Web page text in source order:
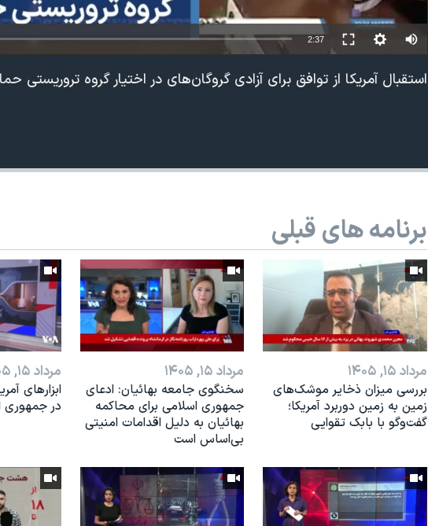
2:37
استقبال آمریکا از توافق برای آزادی گروگان‌های در اختیار گروه تروریستی
برنامه های قبلی
مرداد ۱۵, ۱۴۰۵
بررسی میزان ذخایر موشک‌های
زمین به زمین دوربرد آمریکا؛
گفت‌وگو با بابک تقوایی
مرداد ۱۵, ۱۴۰۵
سخنگوی جامعه بهائیان: ادعای
جمهوری اسلامی برای محاکمه
بهائیان به دلیل اقدامات امنیتی
بی‌اساس است
مرداد ۱۵, ۱۴۰۵
ابزارهای
در